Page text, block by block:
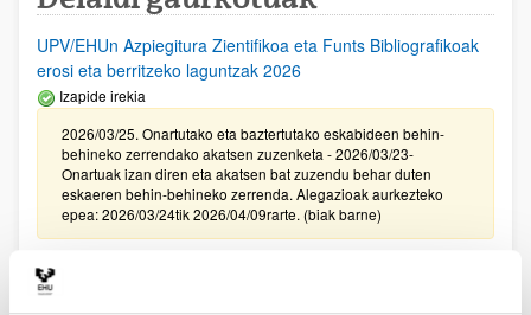
UPV/EHUn Azpiegitura Zientifikoa eta Funts Bibliografikoak
erosi eta berritzeko laguntzak 2026
Izapide irekia
2026/03/25. Onartutako eta baztertutako eskabideen behin-
behineko zerrendako akatsen zuzenketa - 2026/03/23-
Onartuak izan diren eta akatsen bat zuzendu behar duten
eskaeren behin-behineko zerrenda. Alegazioak aurkezteko
epea: 2026/03/24tik 2026/04/09rarte. (biak barne)
Zientzia, Teknologia eta Berrikuntza arloetako kultura
sustatzeko laguntzen deialdia (FECYT) 2026